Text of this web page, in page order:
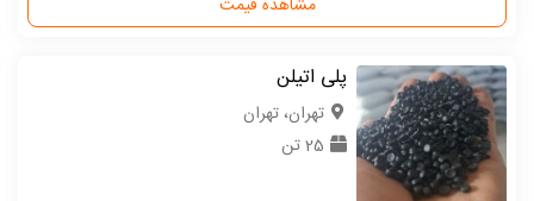
مشاهده قیمت
پلی اتیلن
تهران، تهران
25 تن